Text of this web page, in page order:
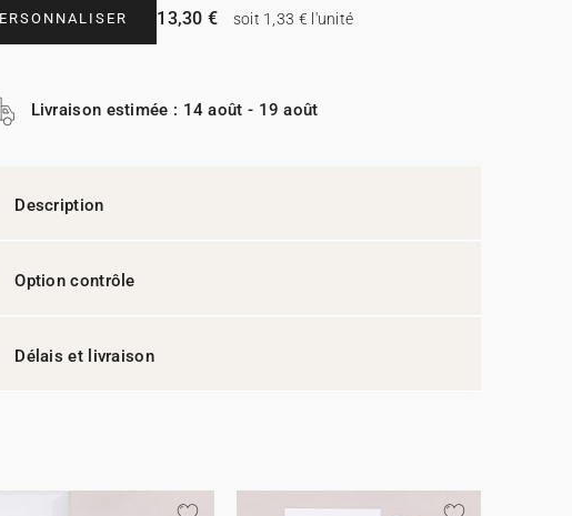
13,30 € soit 1,33 € l'unité
Livraison estimée : 14 août - 19 août
Description
Option contrôle
Délais et livraison